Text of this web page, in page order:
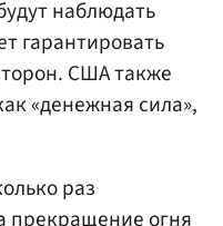
наблюдать
гарантировать
США также
«денежная сила»,
раз
прекращение огня